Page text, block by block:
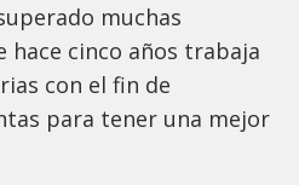
muchas
hace cinco años trabaja
con el fin de
para tener una mejor